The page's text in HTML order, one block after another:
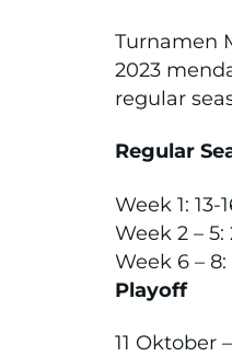
Turnamen
2023
regular
Regular
Week 1: 13-
Week 2 –
Week 6 –
Playoff
11 Oktober